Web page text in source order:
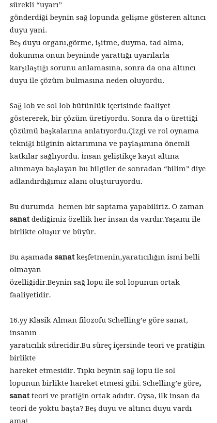
sürekli “uyarı”
gönderdiği beynin sağ lopunda gelişme gösteren altıncı
duyu yani.
Beş duyu organı,görme, işitme, duyma, tad alma,
dokunma onun beyninde yarattığı uyarılarla
karşılaştığı sorunu anlamasına, sonra da ona altıncı
duyu ile çözüm bulmasına neden oluyordu.
Sağ lob ve sol lob bütünlük içerisinde faaliyet
göstererek, bir çözüm üretiyordu. Sonra da o ürettiği
çözümü başkalarına anlatıyordu.Çizgi ve rol oynama
tekniği bilginin aktarımına ve paylaşımına önemli
katkılar sağlıyordu. İnsan geliştikçe kayıt altına
alınmaya başlayan bu bilgiler de sonradan “bilim” diye
adlandırdığımız alanı oluşturuyordu.
Bu durumda hemen bir saptama yapabiliriz. O zaman
sanat dediğimiz özellik her insan da vardır.Yaşamı ile
birlikte oluşur ve büyür.
Bu aşamada sanat keşfetmenin,yaratıcılığın ismi belli
olmayan
özelliğidir.Beynin sağ lopu ile sol lopunun ortak
faaliyetidir.
16.yy Klasik Alman filozofu Schelling’e göre sanat,
insanın
yaratıcılık sürecidir.Bu süreç içersinde teori ve pratiğin
birlikte
hareket etmesidir. Tıpkı beynin sağ lopu ile sol
lopunun birlikte hareket etmesi gibi. Schelling’e göre,
sanat teori ve pratiğin ortak adıdır. Oysa, ilk insan da
teori de yoktu başta? Beş duyu ve altıncı duyu vardı
ama!